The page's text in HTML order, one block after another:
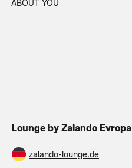
ABOUT YOU
Lounge by Zalando Evropa
zalando-lounge.de